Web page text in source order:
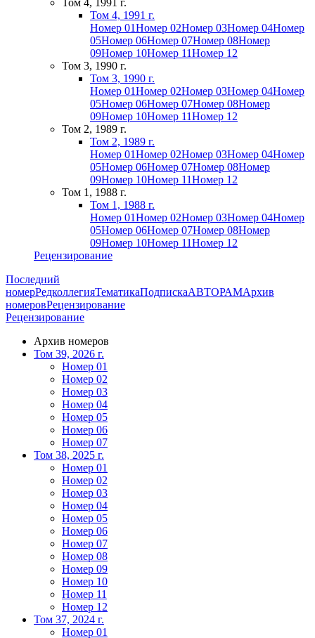
Том 4, 1991 г.
Том 4, 1991 г.
Номер 01Номер 02Номер 03Номер 04Номер
05Номер 06Номер 07Номер 08Номер
09Номер 10Номер 11Номер 12
Том 3, 1990 г.
Том 3, 1990 г.
Номер 01Номер 02Номер 03Номер 04Номер
05Номер 06Номер 07Номер 08Номер
09Номер 10Номер 11Номер 12
Том 2, 1989 г.
Том 2, 1989 г.
Номер 01Номер 02Номер 03Номер 04Номер
05Номер 06Номер 07Номер 08Номер
09Номер 10Номер 11Номер 12
Том 1, 1988 г.
Том 1, 1988 г.
Номер 01Номер 02Номер 03Номер 04Номер
05Номер 06Номер 07Номер 08Номер
09Номер 10Номер 11Номер 12
Рецензирование
Последний
номерРедколлегияТематикаПодпискаАВТОРАМАрхив
номеровРецензирование
Рецензирование
Архив номеров
Том 39, 2026 г.
Номер 01
Номер 02
Номер 03
Номер 04
Номер 05
Номер 06
Номер 07
Том 38, 2025 г.
Номер 01
Номер 02
Номер 03
Номер 04
Номер 05
Номер 06
Номер 07
Номер 08
Номер 09
Номер 10
Номер 11
Номер 12
Том 37, 2024 г.
Номер 01